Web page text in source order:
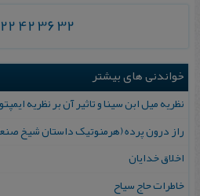
22 42 36 32
خواندنی های بیشتر
نظریه میل ابن سینا و تاثیر آن بر نظریه
راز درون پرده (هرمنوتیک داستان شیخ
اخلاق خدایان
خاطرات حاج سیاح